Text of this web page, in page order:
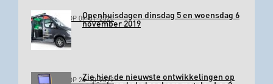
GEPLAATST OP 09-01-2020Openhuisdagen dinsdag 5 en woensdag 6
november 2019
GEPLAATST OP 24-10-2019Zie hier de nieuwste ontwikkelingen op